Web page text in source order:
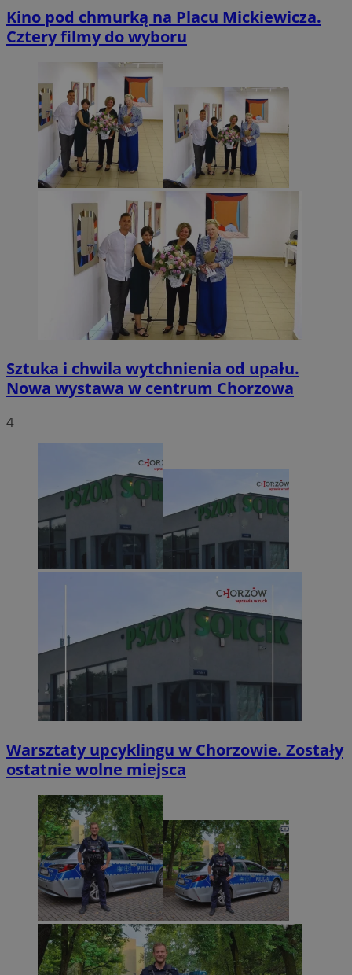
Kino pod chmurką na Placu Mickiewicza.
Cztery filmy do wyboru
Sztuka i chwila wytchnienia od upału.
Nowa wystawa w centrum Chorzowa
4
Warsztaty upcyklingu w Chorzowie. Zostały
ostatnie wolne miejsca